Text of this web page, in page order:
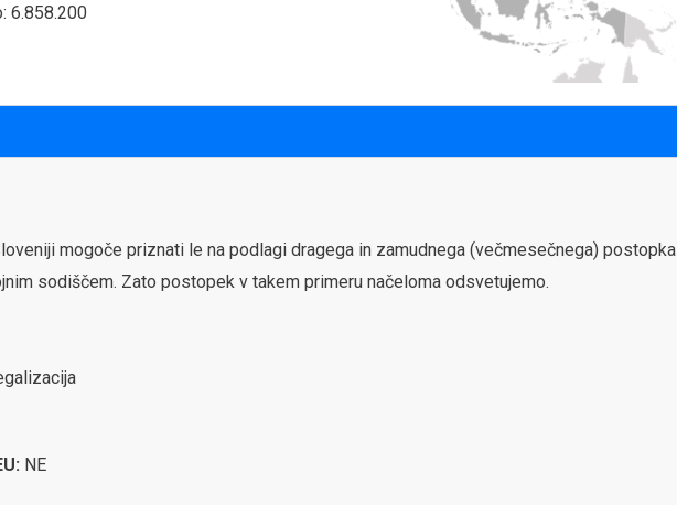
6.858.200
mogoče priznati le na podlagi dragega in zamudnega (večmesečnega) postopka
sodiščem. Zato postopek v takem primeru načeloma odsvetujemo.
NE